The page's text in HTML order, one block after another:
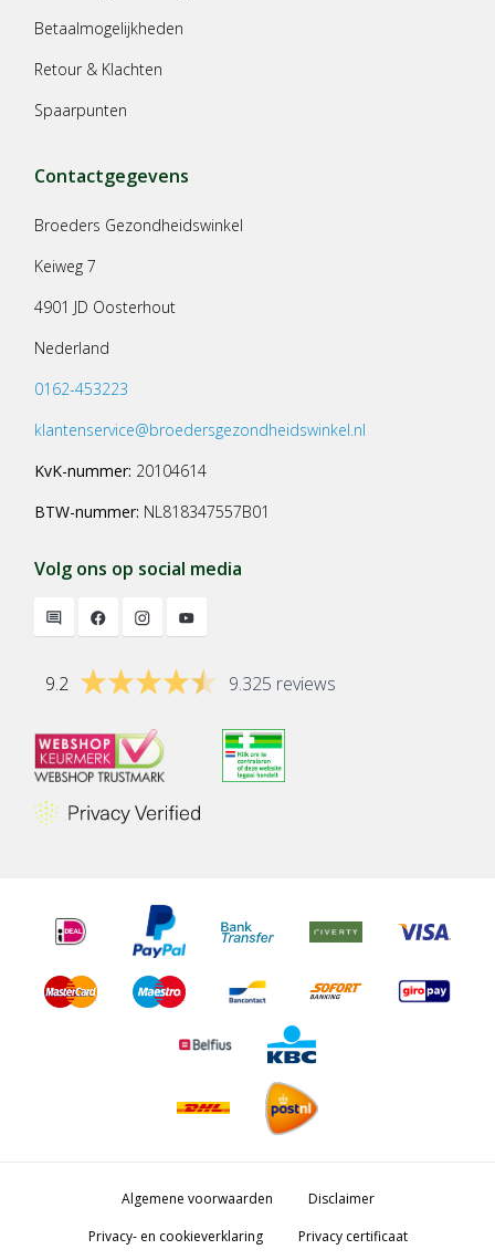
Betaalmogelijkheden
Retour & Klachten
Spaarpunten
Contactgegevens
Broeders Gezondheidswinkel
Keiweg 7
4901 JD Oosterhout
Nederland
0162-453223
klantenservice@broedersgezondheidswinkel.nl
KvK-nummer: 20104614
BTW-nummer: NL818347557B01
Volg ons op social media
9.2 9.325 reviews
Algemene voorwaarden
Disclaimer
Privacy- en cookieverklaring
Privacy certificaat